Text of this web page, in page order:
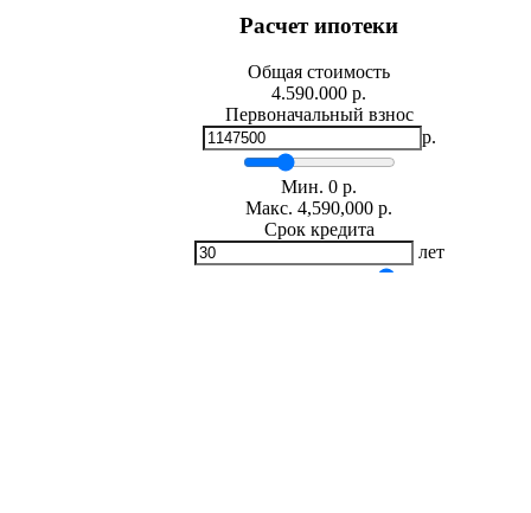
Расчет ипотеки
Общая стоимость
4.590.000 р.
Первоначальный взнос
р.
Мин. 0 р.
Макс. 4,590,000 р.
Срок кредита
лет